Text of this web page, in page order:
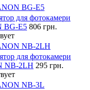
BG-E5
для фотокамери
BG-E5 806 грн.
NB-2LH
для фотокамери
NB-2LH 295 грн.
NB-3L